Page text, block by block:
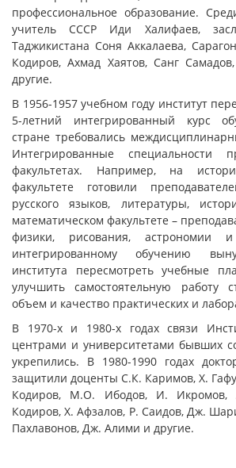
профессиональное образование.
учитель СССР Иди Халифаев,
Таджикистана Соня Аккалаева,
Кодиров, Ахмад Хаятов, Санг
другие.
В 1956-1957 учебном году институт
5-летний интегрированный курс
стране требовались
Интегрированные специальности
факультетах. Например, на
факультете готовили
русского языков, литературы,
математическом факультете –
физики, рисования,
интегрированному обучению
института пересмотреть учебные
улучшить самостоятельную работу
объем и качество практических и
В 1970-х и 1980-х годах связи
центрами и университетами бывших
укрепились. В 1980-1990 годах
защитили доценты С.К. Каримов, Х.
Кодиров, М.О. Ибодов, И. Икромов,
Кодиров, Х. Афзалов, Р. Саидов, Дж.
Пахлавонов, Дж. Алими и другие.